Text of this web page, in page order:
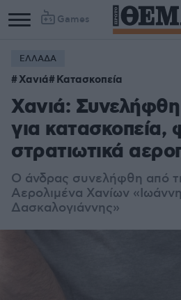
Games
ΕΛΛΑΔΑ
Χανιά Κατασκοπεία
Χανιά:
για κατασκοπεία,
στρατιωτικά
Ο άνδρας συνελήφθη από
Αερολιμένα Χανίων
Δασκαλογιάννης»